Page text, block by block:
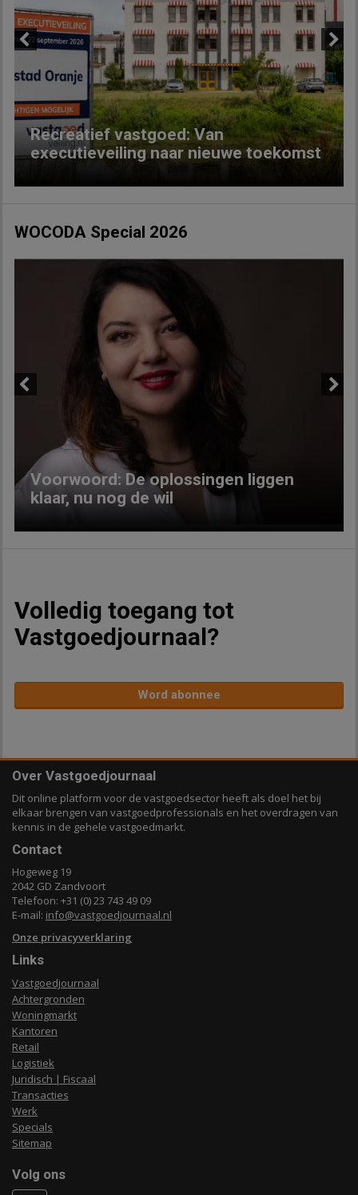
Recreatief vastgoed: Van
executieveiling naar nieuwe toekomst
Next
WOCODA Special 2026
Voorwoord: De oplossingen liggen
klaar, nu nog de wil
Volledig toegang tot
Vastgoedjournaal?
Word abonnee
Over Vastgoedjournaal
Dit online platform voor de vastgoedsector heeft als doel het bij
elkaar brengen van vastgoedprofessionals en het overdragen van
kennis in de gehele vastgoedmarkt.
Contact
Hogeweg 19
2042 GD Zandvoort
Telefoon: +31 (0) 23 743 49 09
E-mail: info@vastgoedjournaal.nl
Onze privacyverklaring
Links
Vastgoedjournaal
Achtergronden
Woningmarkt
Kantoren
Retail
Logistiek
Juridisch | Fiscaal
Transacties
Werk
Specials
Sitemap
Volg ons